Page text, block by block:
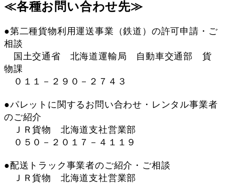
≪各種お問い合わせ先≫
●第二種貨物利用運送事業（鉄道）の許可申請・ご
相談
国土交通省 北海道運輸局 自動車交通部 貨
物課
０１１－２９０－２７４３
●パレットに関するお問い合わせ・レンタル事業者
のご紹介
ＪＲ貨物 北海道支社営業部
０５０－２０１７－４１１９
●配送トラック事業者のご紹介・ご相談
ＪＲ貨物 北海道支社営業部